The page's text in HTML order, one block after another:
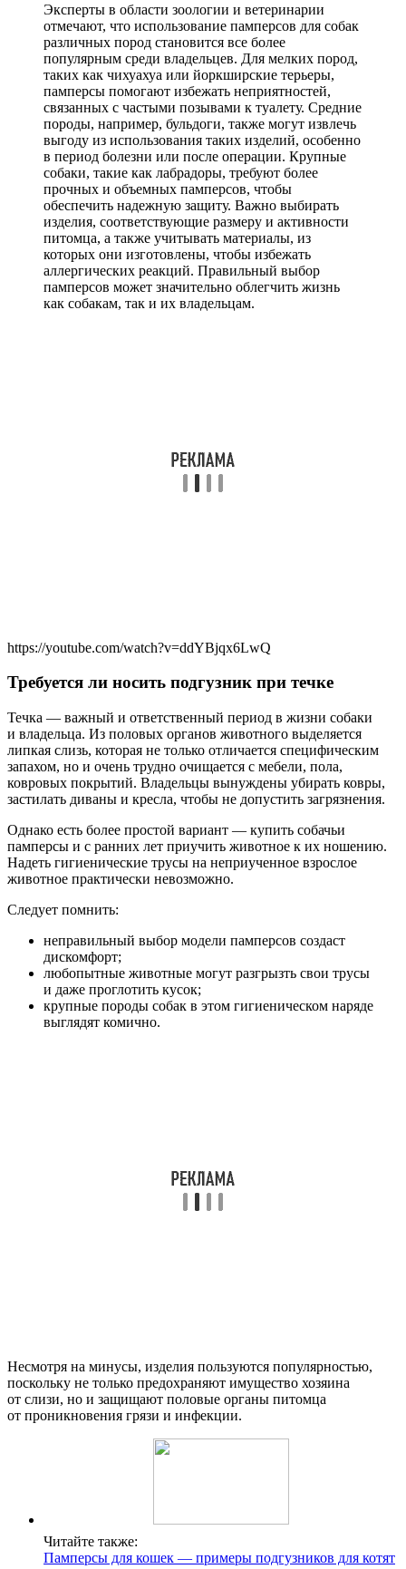
Эксперты в области зоологии и ветеринарии
отмечают, что использование памперсов для собак
различных пород становится все более
популярным среди владельцев. Для мелких пород,
таких как чихуахуа или йоркширские терьеры,
памперсы помогают избежать неприятностей,
связанных с частыми позывами к туалету. Средние
породы, например, бульдоги, также могут извлечь
выгоду из использования таких изделий, особенно
в период болезни или после операции. Крупные
собаки, такие как лабрадоры, требуют более
прочных и объемных памперсов, чтобы
обеспечить надежную защиту. Важно выбирать
изделия, соответствующие размеру и активности
питомца, а также учитывать материалы, из
которых они изготовлены, чтобы избежать
аллергических реакций. Правильный выбор
памперсов может значительно облегчить жизнь
как собакам, так и их владельцам.
https://youtube.com/watch?v=ddYBjqx6LwQ
Требуется ли носить подгузник при течке
Течка — важный и ответственный период в жизни собаки
и владельца. Из половых органов животного выделяется
липкая слизь, которая не только отличается специфическим
запахом, но и очень трудно очищается с мебели, пола,
ковровых покрытий. Владельцы вынуждены убирать ковры,
застилать диваны и кресла, чтобы не допустить загрязнения.
Однако есть более простой вариант — купить собачьи
памперсы и с ранних лет приучить животное к их ношению.
Надеть гигиенические трусы на неприученное взрослое
животное практически невозможно.
Следует помнить:
неправильный выбор модели памперсов создаст
дискомфорт;
любопытные животные могут разгрызть свои трусы
и даже проглотить кусок;
крупные породы собак в этом гигиеническом наряде
выглядят комично.
Несмотря на минусы, изделия пользуются популярностью,
поскольку не только предохраняют имущество хозяина
от слизи, но и защищают половые органы питомца
от проникновения грязи и инфекции.
Читайте также:
Памперсы для кошек — примеры подгузников для котят